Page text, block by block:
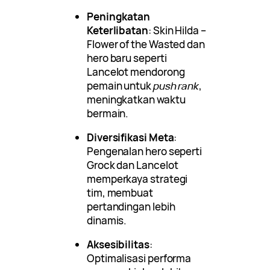
Peningkatan
Keterlibatan: Skin Hilda –
Flower of the Wasted dan
hero baru seperti
Lancelot mendorong
pemain untukpush rank,
meningkatkan waktu
bermain.
Diversifikasi Meta:
Pengenalan hero seperti
Grock dan Lancelot
memperkaya strategi
tim, membuat
pertandingan lebih
dinamis.
Aksesibilitas:
Optimalisasi performa